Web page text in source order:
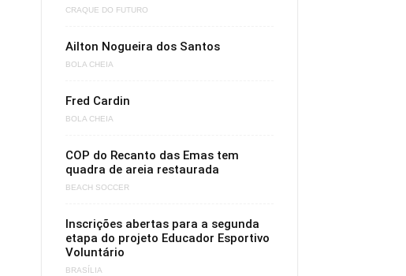
CRAQUE DO FUTURO
Ailton Nogueira dos Santos
BOLA CHEIA
Fred Cardin
BOLA CHEIA
COP do Recanto das Emas tem
quadra de areia restaurada
BEACH SOCCER
Inscrições abertas para a segunda
etapa do projeto Educador Esportivo
Voluntário
BRASÍLIA